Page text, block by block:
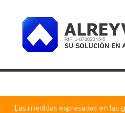
Las medidas expresadas en las